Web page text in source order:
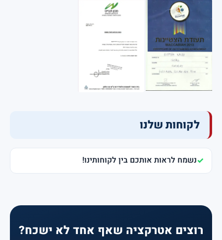
לקוחות שלנו
נשמח לראות אותכם בין לקוחותינו!
רוצים אטרקציה שאף אחד לא ישכח?